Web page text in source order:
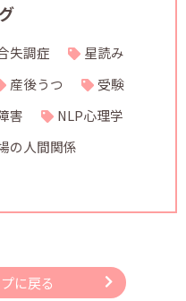
失調症
星読み
産後うつ
受験
害
NLP心理学
の人間関係
に戻る